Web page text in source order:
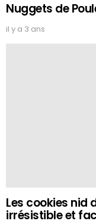
Nuggets de
il y a 3 ans
Les cookies nid
irrésistible et